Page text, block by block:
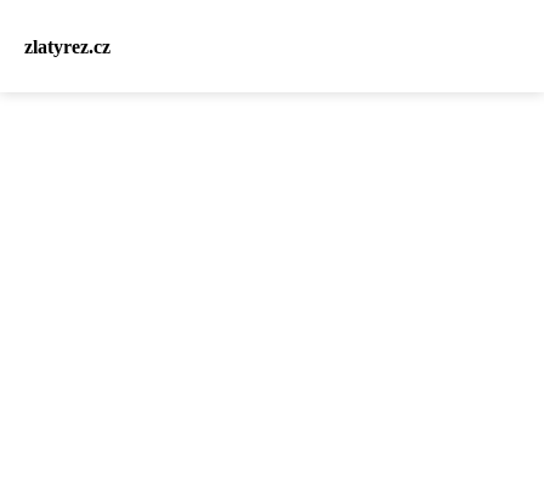
zlatyrez.cz